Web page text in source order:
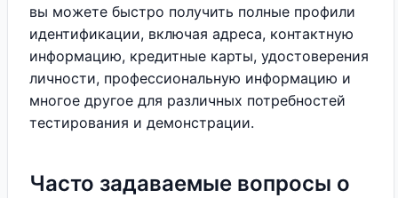
вы можете быстро получить полные профили
идентификации, включая адреса, контактную
информацию, кредитные карты, удостоверения
личности, профессиональную информацию и
многое другое для различных потребностей
тестирования и демонстрации.
Часто задаваемые вопросы о